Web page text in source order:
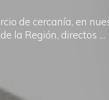
de cercanía, en
la Región, directos ...